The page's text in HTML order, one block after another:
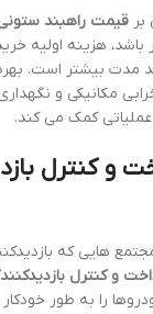
قیمت راهبند
هزینه اولیه
مدت بیشتر است.
مکانیکی و
کمک می کند.
و کنترل
هایی که
و کنترل
را به طور